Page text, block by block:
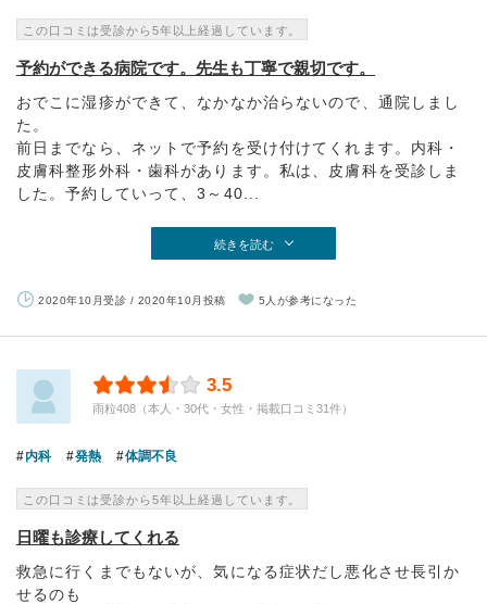
この口コミは受診から5年以上経過しています。
予約ができる病院です。先生も丁寧で親切です。
おでこに湿疹ができて、なかなか治らないので、通院しまし
た。
前日までなら、ネットで予約を受け付けてくれます。内科・
皮膚科整形外科・歯科があります。私は、皮膚科を受診しま
した。予約していって、3～40...
続きを読む
2020年10月受診 / 2020年10月投稿 5人が参考になった
3.5
雨粒408（本人・30代・女性・掲載口コミ31件）
内科 発熱 体調不良
この口コミは受診から5年以上経過しています。
日曜も診療してくれる
救急に行くまでもないが、気になる症状だし悪化させ長引か
せるのも